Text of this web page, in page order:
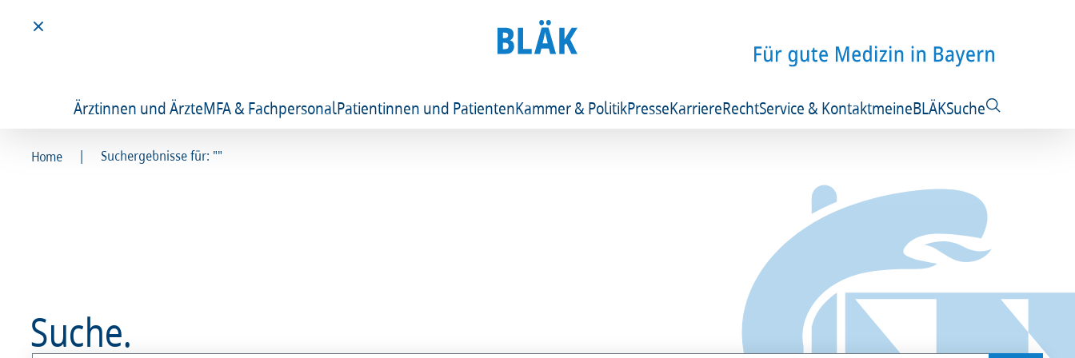
Ärztinnen und ÄrzteMFA & FachpersonalPatientinnen und PatientenKammer & PolitikPresseKarriereRechtService & KontaktmeineBLÄKSuche
Home | Suchergebnisse für: ""
Suche.